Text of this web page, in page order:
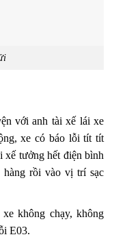
với anh tài xế lái xe
xe có báo lỗi tít tít
xế tưởng hết điện bình
hàng rồi vào vị trí sạc
không chạy, không
E03.